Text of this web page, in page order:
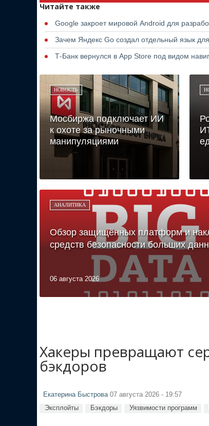
Читайте также
Google закроет мировой Android для
Зачем Яндекс Go создал отдельный язык
Т-Банк вернулся в App Store под видом
НОВОСТЬ
Мосбиржа подключает ИИ
к охоте за рыночными
манипуляциями
АНАЛИТИКА
Обзор защищённых платформ и
средств безопасности больших
06 августа 2026
Хакеры превращают
бэкдоров
Екатерина Быстрова 07 августа 2026 - 19:57
Эксплойты Бэкдоры Уязвимости программ